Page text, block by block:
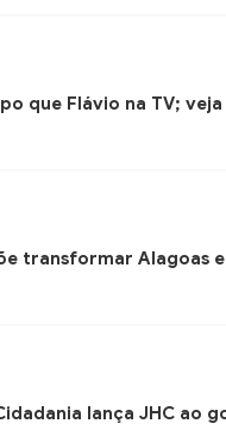
que Flávio na TV;
transformar Alagoas
lança JHC ao